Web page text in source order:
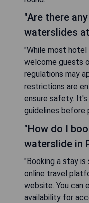
"Are there
waterslides
"While most
welcome guests
regulations may
restrictions are
ensure safety.
guidelines before
"How do I
waterslide in
"Booking a stay
online travel
website. You can
availability for